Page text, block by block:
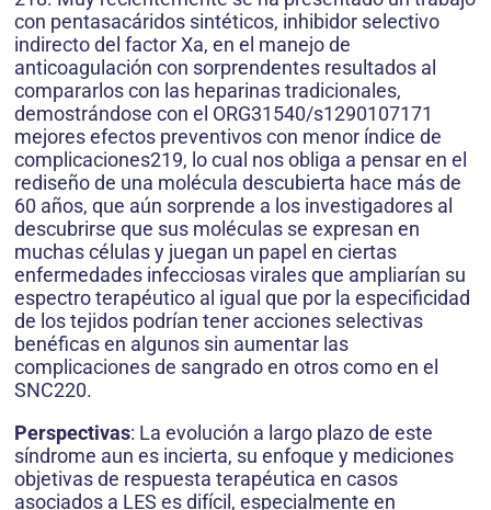
con pentasacáridos sintéticos, inhibidor selectivo
indirecto del factor Xa, en el manejo de
anticoagulación con sorprendentes resultados al
compararlos con las heparinas tradicionales,
demostrándose con el ORG31540/s1290107171
mejores efectos preventivos con menor índice de
complicaciones219, lo cual nos obliga a pensar en el
rediseño de una molécula descubierta hace más de
60 años, que aún sorprende a los investigadores al
descubrirse que sus moléculas se expresan en
muchas células y juegan un papel en ciertas
enfermedades infecciosas virales que ampliarían su
espectro terapéutico al igual que por la especificidad
de los tejidos podrían tener acciones selectivas
benéficas en algunos sin aumentar las
complicaciones de sangrado en otros como en el
SNC220.
Perspectivas: La evolución a largo plazo de este
síndrome aun es incierta, su enfoque y mediciones
objetivas de respuesta terapéutica en casos
asociados a LES es difícil, especialmente en